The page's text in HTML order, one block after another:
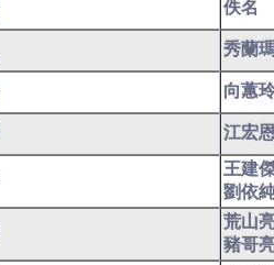
佚名
秀蘭
向蕙
江宏
王建
劉依
荒山
豬哥